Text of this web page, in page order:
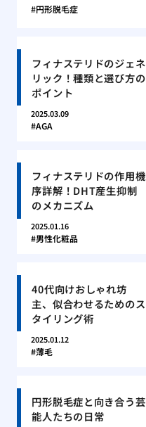
円形脱毛症
フィナステリドのジェネ
リック！種類と選び方の
ポイント
2025.03.09
AGA
フィナステリドの作用機
序詳解！DHT産生抑制
のメカニズム
2025.01.16
男性化粧品
40代向けおしゃれ坊
主、似合わせるためのス
タイリング術
2025.01.12
薄毛
円形脱毛症と向き合う芸
能人たちの日常